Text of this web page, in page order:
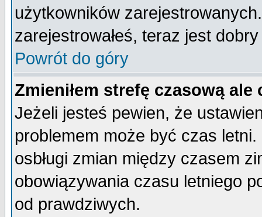
użytkowników
zarejestrowałeś, teraz jest
Powrót do góry
Zmieniłem strefę czasową
Jeżeli jesteś pewien, że
problemem może być czas
osbługi zmian między czasem
obowiązywania czasu letniego
od prawdziwych.